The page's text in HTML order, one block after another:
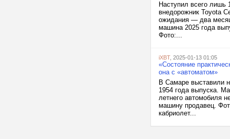
Наступил всего лишь
внедорожник Toyota
ожидания — два
машина 2025 года
Фото:...
iXBT, 2025-01-13 01:05
«Состояние
она с «автоматом»
В Самаре выставили
1954 года выпуска.
летнего автомобиля
машину продавец.
кабриолет...